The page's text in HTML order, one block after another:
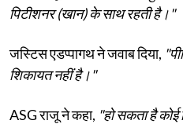
पिटीशनर (खान) के साथ रहती है।"
जस्टिस एडप्पागथ ने जवाब दिया,
शिकायत नहीं है।"
ASG राजू ने कहा, "हो सकता है